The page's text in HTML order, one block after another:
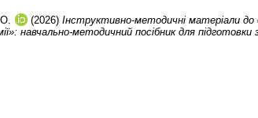
(2026) Інструктивно-методичні матеріали до
навчально-методичний посібник для